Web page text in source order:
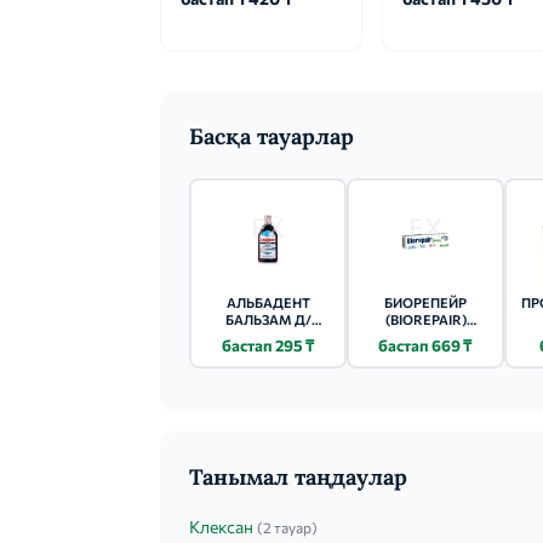
Басқа тауарлар
АЛЬБАДЕНТ
БАЛЬЗАМ Д/
МУМИЕ 400МЛ
бастап 295 ₸
БИОРЕПЕЙР
(BIOREPAIR)
ЮНИОР 75МЛ
бастап 669 ₸
Танымал таңдаулар
Клексан (2 тауар)